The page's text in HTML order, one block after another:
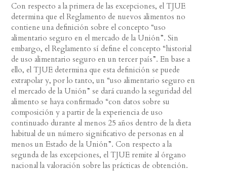
Con respecto a la primera de las excepciones, el TJUE
determina que el Reglamento de nuevos alimentos no
contiene una definición sobre el concepto “uso
alimentario seguro en el mercado de la Unión”. Sin
embargo, el Reglamento sí define el concepto “historial
de uso alimentario seguro en un tercer país”. En base a
ello, el TJUE determina que esta definición se puede
extrapolar y, por lo tanto, un “uso alimentario seguro en
el mercado de la Unión” se dará cuando la seguridad del
alimento se haya confirmado “con datos sobre su
composición y a partir de la experiencia de uso
continuado durante al menos 25 años dentro de la dieta
habitual de un número significativo de personas en al
menos un Estado de la Unión”. Con respecto a la
segunda de las excepciones, el TJUE remite al órgano
nacional la valoración sobre las prácticas de obtención.